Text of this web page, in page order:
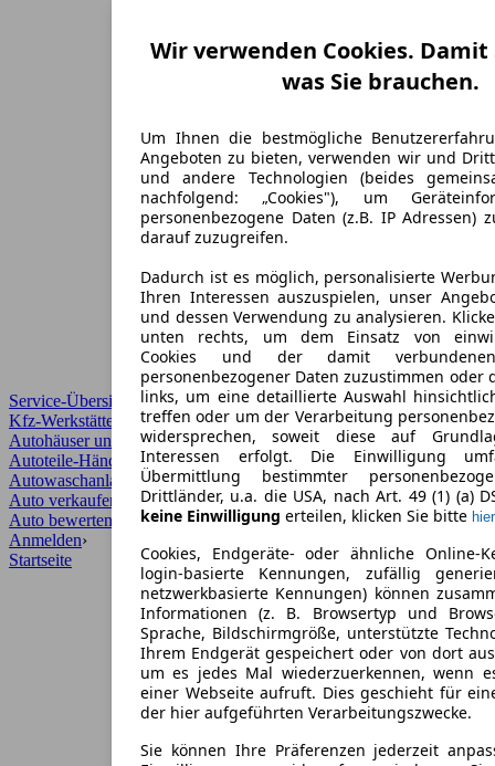
Wir verwenden Cookies.
was Sie brauchen.
Um Ihnen die bestmögliche
Angeboten zu bieten, verwenden wir und
und andere Technologien (beides
nachfolgend: „Cookies"), um
personenbezogene Daten (z.B. IP Adressen)
darauf zuzugreifen.
Dadurch ist es möglich, personalisierte
Ihren Interessen auszuspielen, unser
und dessen Verwendung zu analysieren.
unten rechts, um dem Einsatz von
Cookies und der damit
personenbezogener Daten zuzustimmen oder
links, um eine detaillierte Auswahl
treffen oder um der Verarbeitung
widersprechen, soweit diese auf
Interessen erfolgt. Die Einwilligung
Übermittlung bestimmter
Drittländer, u.a. die USA, nach Art. 49 (1) (a)
keine Einwilligung erteilen, klicken Sie bitte hier
Cookies, Endgeräte- oder ähnliche Online-
login-basierte Kennungen, zufällig
netzwerkbasierte Kennungen) können
Informationen (z. B. Browsertyp und
Sprache, Bildschirmgröße, unterstützte
Ihrem Endgerät gespeichert oder von dort
um es jedes Mal wiederzuerkennen, wenn
einer Webseite aufruft. Dies geschieht für
der hier aufgeführten Verarbeitungszwecke.
Sie können Ihre Präferenzen jederzeit
Service-Übersicht
Kfz-Werkstätten
Autohäuser und Händler
Autoteile-Händler
Autowaschanlagen
Auto verkaufen
Auto bewerten
Anmelden›
Startseite